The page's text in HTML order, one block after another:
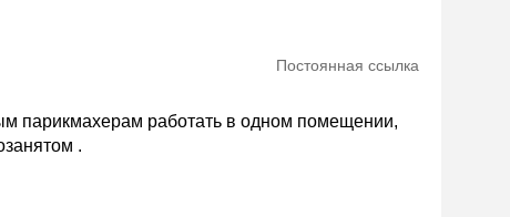
Постоянная ссылка
парикмахерам работать в одном помещении,
.